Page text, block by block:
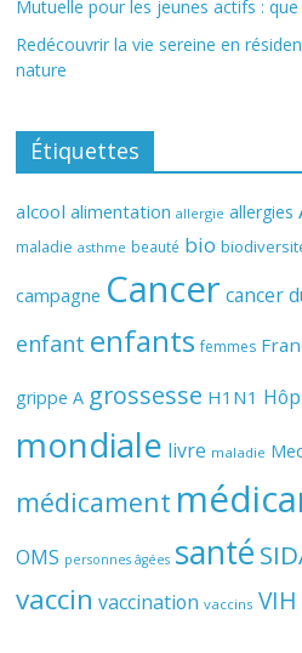
Mutuelle pour les jeunes actifs : que
Redécouvrir la vie sereine en
nature
Étiquettes
alcool alimentation allergie allergies
maladie asthme beauté bio
campagne Cancer cancer
enfant enfants femmes
grippe A grossesse H1N1
mondiale livre maladie
médicament
OMS personnes âgées santé
vaccin vaccination vaccins VIH